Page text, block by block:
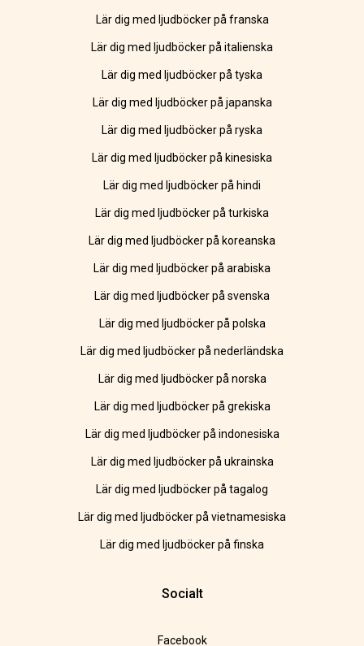
Lär dig med ljudböcker på franska
Lär dig med ljudböcker på italienska
Lär dig med ljudböcker på tyska
Lär dig med ljudböcker på japanska
Lär dig med ljudböcker på ryska
Lär dig med ljudböcker på kinesiska
Lär dig med ljudböcker på hindi
Lär dig med ljudböcker på turkiska
Lär dig med ljudböcker på koreanska
Lär dig med ljudböcker på arabiska
Lär dig med ljudböcker på svenska
Lär dig med ljudböcker på polska
Lär dig med ljudböcker på nederländska
Lär dig med ljudböcker på norska
Lär dig med ljudböcker på grekiska
Lär dig med ljudböcker på indonesiska
Lär dig med ljudböcker på ukrainska
Lär dig med ljudböcker på tagalog
Lär dig med ljudböcker på vietnamesiska
Lär dig med ljudböcker på finska
Socialt
Facebook